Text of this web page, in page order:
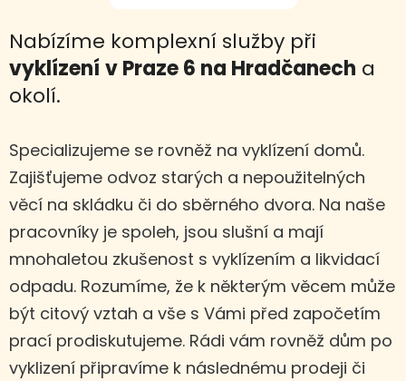
Nabízíme komplexní služby při
vyklízení v Praze 6 na Hradčanech a
okolí.
Specializujeme se rovněž na vyklízení domů.
Zajišťujeme odvoz starých a nepoužitelných
věcí na skládku či do sběrného dvora. Na naše
pracovníky je spoleh, jsou slušní a mají
mnohaletou zkušenost s vyklízením a likvidací
odpadu. Rozumíme, že k některým věcem může
být citový vztah a vše s Vámi před započetím
prací prodiskutujeme. Rádi vám rovněž dům po
vyklizení připravíme k následnému prodeji či